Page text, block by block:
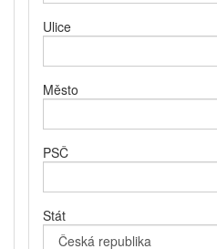
Ulice
Město
PSČ
Stát